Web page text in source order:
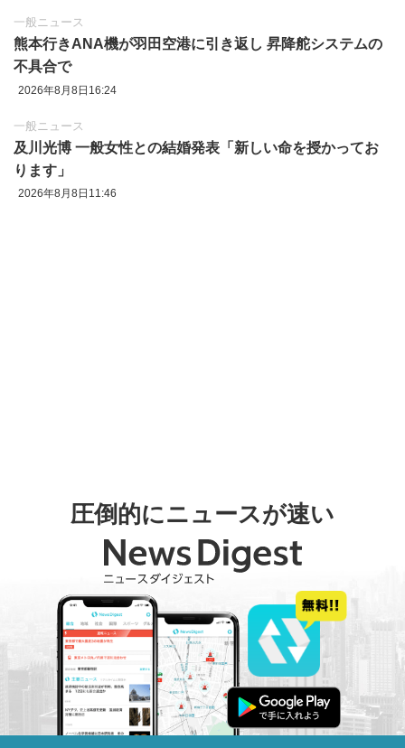
一般ニュース
熊本行きANA機が羽田空港に引き返し 昇降舵システムの
不具合で
2026年8月8日16:24
一般ニュース
及川光博 一般女性との結婚発表「新しい命を授かってお
ります」
2026年8月8日11:46
圧倒的にニュースが速い